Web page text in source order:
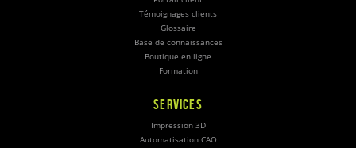
Témoignages clients
Glossaire
Base de connaissances
Boutique en ligne
Formation
SERVICES
Impression 3D
Automatisation CAO